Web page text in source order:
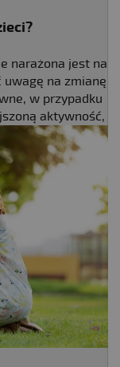
narażona jest na
uwagę na zmianę
w przypadku
aktywność,